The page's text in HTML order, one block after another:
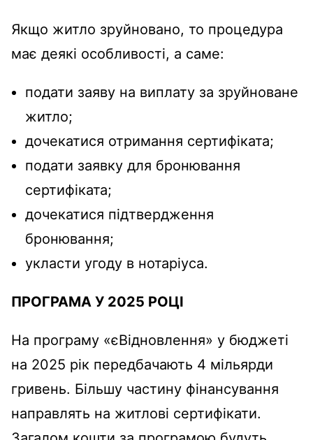
Якщо житло зруйновано, то процедура
має деякі особливості, а саме:
подати заяву на виплату за зруйноване
житло;
дочекатися отримання сертифіката;
подати заявку для бронювання
сертифіката;
дочекатися підтвердження
бронювання;
укласти угоду в нотаріуса.
ПРОГРАМА У 2025 РОЦІ
На програму «єВідновлення» у бюджеті
на 2025 рік передбачають 4 мільярди
гривень. Більшу частину фінансування
направлять на житлові сертифікати.